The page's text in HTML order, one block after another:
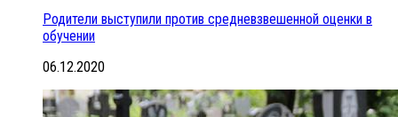
Родители выступили против средневзвешенной оценки в
обучении
06.12.2020